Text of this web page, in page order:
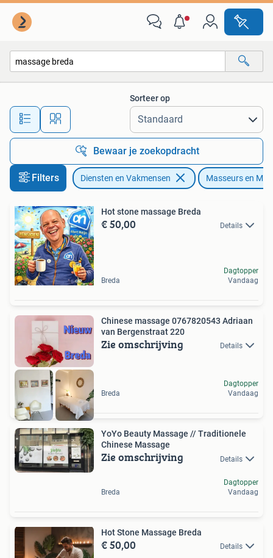
Alle afstanden…
Sorteer op
Bewaar je zoekopdracht
Filters Diensten en Vakmensen Masseurs en
Hot stone massage Breda
€ 50,00 Details
Breda
Dagtopper
Vandaag
Chinese massage 0767820543 Adriaan
van Bergenstraat 220
Zie omschrijving Details
Breda
Dagtopper
Vandaag
YoYo Beauty Massage // Traditionele
Chinese Massage
Zie omschrijving Details
Breda
Dagtopper
Vandaag
Hot Stone Massage Breda
€ 50,00 Details